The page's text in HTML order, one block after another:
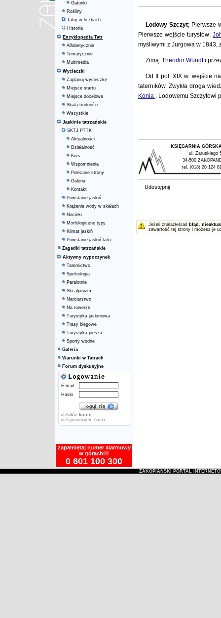
Gatunki
Rośliny
Tatry w liczbach
Historia
Encyklopedia Tatr
Alfabetycznie
Tematycznie
Multimedia
Wycieczki
Zaplanuj wycieczkę
Miejsce startu
Miejsce docelowe
Skala trudności
Wszystkie
Jaskinie tatrzańskie
SKTJ PTTK
Aktualności
Działalność
Kurs
Wspomnienia
Polecane strony
Galeria
Kontakt
Powstanie jaskiń
Krążenie wody w skałach
Nacieki
Morfologiczne typy
Klimat jaskiń
Powstanie jaskiń tatrz.
Zagadki tatrzańskie
Aktywny wypoczynek
Taternictwo
Speleologia
Paralotnie
Ski-alpinizm
Narciarstwo
Na rowerze
Turystyka jaskiniowa
Trasy biegowe
Turystyka piesza
Sporty wodne
Galeria
Warunki w Tatrach
Forum dyskusyjne
E-mail
Hasło
» Załóż konto
»Zapomniałem hasła
zapamiętaj numer alarmowy
w górach!!!
0 601 100 300
Lodowy Szczyt; Pierwsze
Pierwsze wejście turystów:
myśliwymi z Jurgowa w 1843,
Zimą: Theodor Wundti
Od II poł. XIX w. wejście
taterników. Zwykła droga
Konia . Lodowemu Szczytowi
KSIĘGARNIA
ul. Zaruskiego
34-500
tel. (018) 20 124
Udostępnij
Jeżeli znalazłeś/aś błąd ,
zawartość tej strony i możesz je
ZAKOPIAŃSKI PORTAL